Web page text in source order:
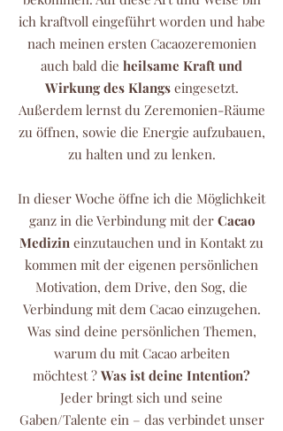
ich kraftvoll eingeführt worden und habe
nach meinen ersten Cacaozeremonien
auch bald die heilsame Kraft und
Wirkung des Klangs eingesetzt.
Außerdem lernst du Zeremonien-Räume
zu öffnen, sowie die Energie aufzubauen,
zu halten und zu lenken.
In dieser Woche öffne ich die Möglichkeit
ganz in die Verbindung mitder Cacao
Medizin einzutauchen und in Kontakt zu
kommen mit der eigenen persönlichen
Motivation, dem Drive, den Sog, die
Verbindung mit dem Cacao einzugehen.
Was sind deine persönlichen Themen,
warum du mit Cacao arbeiten
möchtest? Was ist deine Intention?
Jeder bringt sich und seine
Gaben/Talente ein – das verbindet unser